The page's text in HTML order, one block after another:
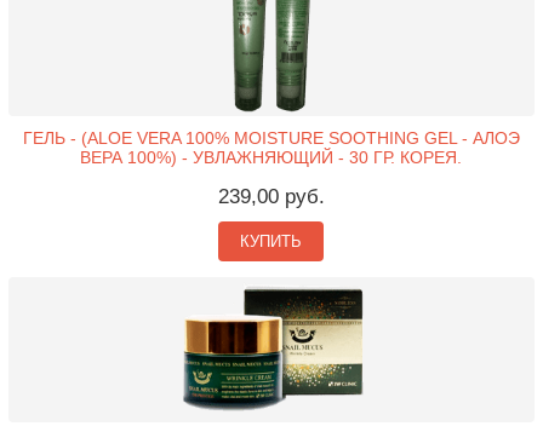
ГЕЛЬ - (ALOE VERA 100% MOISTURE SOOTHING GEL - АЛОЭ
ВЕРА 100%) - УВЛАЖНЯЮЩИЙ - 30 ГР. КОРЕЯ.
239,00 руб.
КУПИТЬ